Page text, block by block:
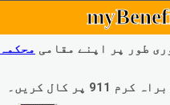
طور پر اپنے مقامی
کال کریں۔